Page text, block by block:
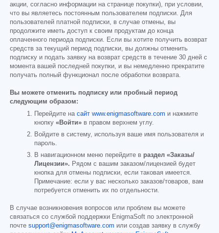
акции, согласно информации на странице покупки), при условии,
что вы являетесь постоянным пользователем подписки. Для
пользователей платной подписки, в случае отмены, вы
продолжите иметь доступ к своим продуктам до конца
оплаченного периода подписки. Если вы хотите получить возврат
средств за текущий период подписки, вы должны отменить
подписку и подать заявку на возврат средств в течение 30 дней с
момента вашей последней покупки, и вы немедленно прекратите
получать полный функционал после обработки возврата.
Вы можете отменить подписку или пробный период
следующим образом:
Перейдите на сайт www.enigmasoftware.com и нажмите
кнопку «Войти» в правом верхнем углу.
Войдите в систему, используя ваше имя пользователя и
пароль.
В навигационном меню перейдите в раздел «Заказы/
Лицензии». Рядом с вашим заказом/лицензией будет
кнопка для отмены подписки, если таковая имеется.
Примечание: если у вас несколько заказов/товаров, вам
потребуется отменить их по отдельности.
В случае возникновения вопросов или проблем вы можете
связаться со службой поддержки EnigmaSoft по электронной
почте support@enigmasoftware.com или создав заявку в службу